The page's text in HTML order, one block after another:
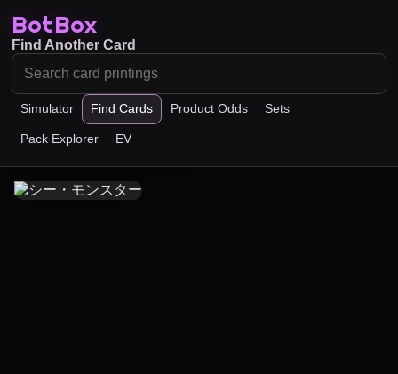
BotBox
Simulator Find Cards Product Odds Sets
Pack Explorer EV
Find Another Card